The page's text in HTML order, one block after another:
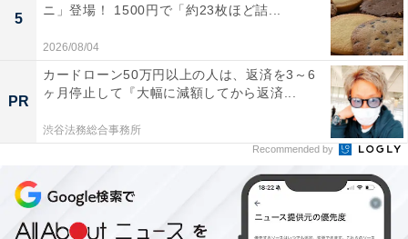
催。期間中にクーポンを使って予約をすると、宿泊料金
が特別価格になります。クーポンはなくなり次第配布終
了。温泉旅行をお得に楽しみたい人は、ぜひこの機会を
活用しましょう。
楽天トラベルで温泉SALEを見る
5
ニ」登場！ 1500円で「約23枚ほど詰...
2026/08/04
PR
カードローン50万円以上の人は、返済を3～6
ヶ月停止して『大幅に減額してから返済...
渋谷法務総合事務所
Recommended by